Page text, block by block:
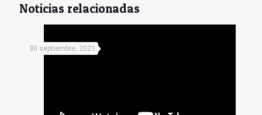
Noticias relacionadas
30 septiembre, 2021